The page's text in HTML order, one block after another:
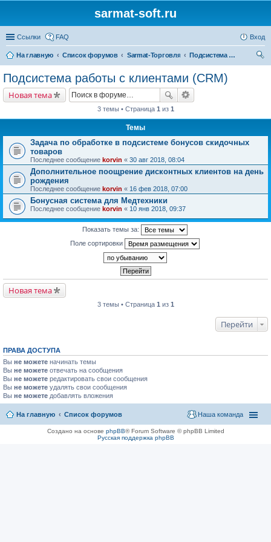
sarmat-soft.ru
Ссылки FAQ Вход
На главную Список форумов Sarmat-Торговля
Подсистема работы с клиентами (CRM)
Подсистема работы с клиентами (CRM)
Новая тема
3 темы • Страница 1 из 1
Темы
Задача по обработке в подсистеме бонусов скидочных
товаров
Последнее сообщение korvin « 30 авг 2018, 08:04
Дополнительное поощрение дисконтных клиентов на день
рождения
Последнее сообщение korvin « 16 фев 2018, 07:00
Бонусная система для Медтехники
Последнее сообщение korvin « 10 янв 2018, 09:37
Показать темы за:
Поле сортировки
Новая тема
3 темы • Страница 1 из 1
Перейти
ПРАВА ДОСТУПА
Вы не можете начинать темы
Вы не можете отвечать на сообщения
Вы не можете редактировать свои сообщения
Вы не можете удалять свои сообщения
Вы не можете добавлять вложения
На главную Список форумов Наша команда
Создано на основе phpBB® Forum Software © phpBB Limited
Русская поддержка phpBB